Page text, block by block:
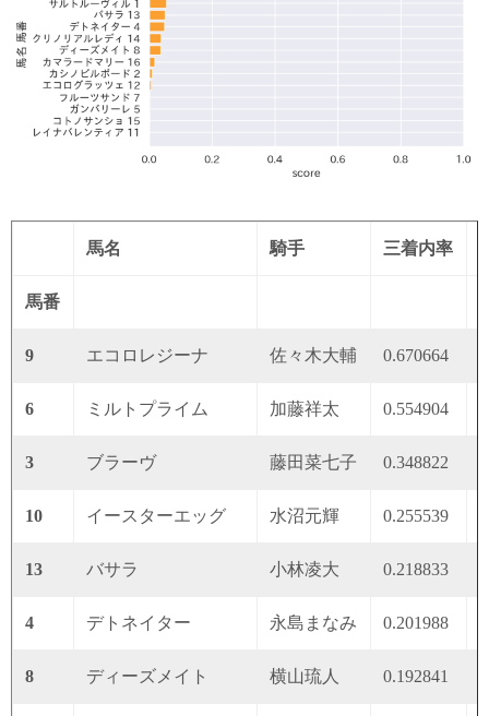
馬名 騎手 三着内率
馬番
9 エコロレジーナ 佐々木大輔 0.670664
6 ミルトプライム 加藤祥太 0.554904
3 ブラーヴ 藤田菜七子 0.348822
10 イースターエッグ 水沼元輝 0.255539
13 バサラ 小林凌大 0.218833
4 デトネイター 永島まなみ 0.201988
8 ディーズメイト 横山琉人 0.192841